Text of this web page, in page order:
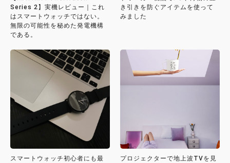
Series 2】実機レビュー｜これ
はスマートウォッチではない。
無限の可能性を秘めた発電機構
である。
き引きを防ぐアイテムを使って
みました
スマートウォッチ初心者にも最
プロジェクターで地上波TVを見